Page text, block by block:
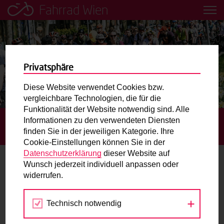
Fahrrad Wien
Leih dir einfach ein Transportfahrrad in deiner Nähe aus!
Mobilitätsbildung für Kinder und
Jugendliche
Radweg-Projektkarte
Routenplaner
Mit dem Fahrrad in Wien unterwegs? Hier finden Sie die
beste Route.
Wunschbox
Sie haben ein Anliegen zum Radverkehr? Schreiben Sie
STARTSEITE AKTUELLES
IN WIEN WURDE HEUER IM
1. QUARTAL ERNEUT MEHR RAD GEFAHREN
In Wien wurde heuer im 1. Quartal
erneut mehr Rad gefahren
28.04.2022
Privatsphäre
Diese Website verwendet Cookies bzw.
vergleichbare Technologien, die für die
Funktionalität der Website notwendig sind. Alle
Informationen zu den verwendeten Diensten
finden Sie in der jeweiligen Kategorie. Ihre
Cookie-Einstellungen können Sie in der
Datenschutzerklärung dieser Website auf
Wunsch jederzeit individuell anpassen oder
widerrufen.
Technisch notwendig